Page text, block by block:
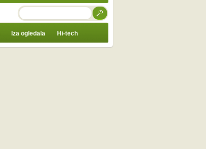
TRAŽI
Iza ogledala Hi-tech